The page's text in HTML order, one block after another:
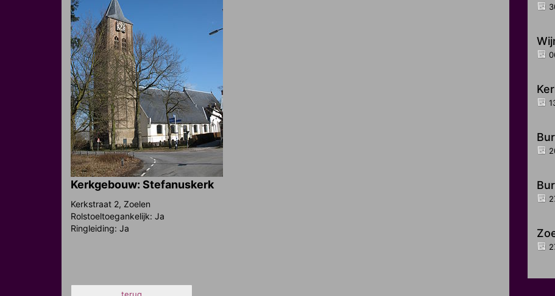
Kerkgebouw: Stefanuskerk
Kerkstraat 2, Zoelen
Rolstoeltoegankelijk: Ja
Ringleiding: Ja